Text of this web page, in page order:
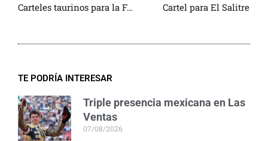
Carteles taurinos para la Feria Internacional del Caballo en Texcoco Cartel para El Salitre
TE PODRÍA INTERESAR
Triple presencia mexicana en Las
Ventas
07/08/2026